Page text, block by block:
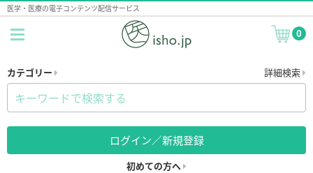
医学・医療の電子コンテンツ配信サービス
0
カテゴリー 詳細検索
ログイン／新規登録
初めての方へ